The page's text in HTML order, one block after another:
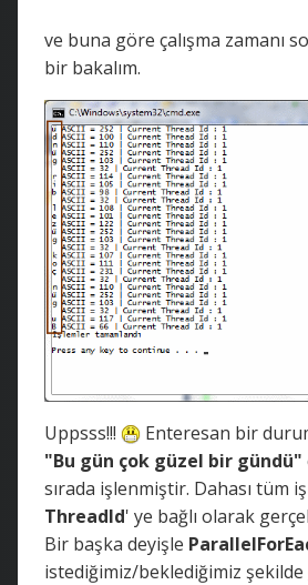
ve buna göre çalışma zamanı
bir bakalım.
Uppsss!!!
Enteresan bir
"Bu gün çok güzel bir gündü"
sırada işlenmiştir. Dahası tüm
ThreadId' ye bağlı olarak
Bir başka deyişle
istediğimiz/beklediğimiz şekilde